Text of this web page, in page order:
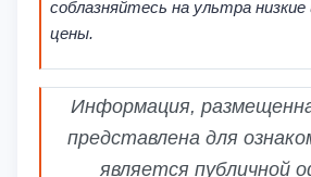
соблазняйтесь на ультра
цены.
Информация,
представлена для
является публичной